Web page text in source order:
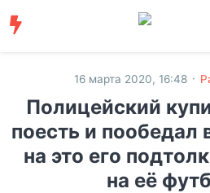
16 марта 2020, 16:48 ·
Полицейский
поесть и пообедал
на это его
на её